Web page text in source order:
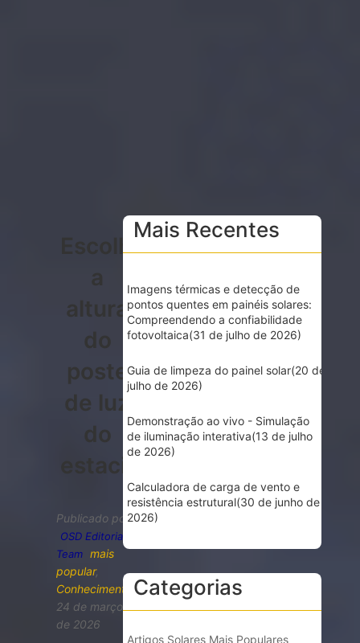
Escolha
a
altura
do
poste
de luz
do
estacionamento
Publicado por
OSD Editorial
Team mais
popular,
Conhecimento
24 de março
de 2026
Mais Recentes
Imagens térmicas e detecção de
pontos quentes em painéis solares:
Compreendendo a confiabilidade
fotovoltaica(31 de julho de 2026)
Guia de limpeza do painel solar(20 de
julho de 2026)
Demonstração ao vivo - Simulação
de iluminação interativa(13 de julho
de 2026)
Calculadora de carga de vento e
resistência estrutural(30 de junho de
2026)
Categorias
Artigos Solares Mais Populares